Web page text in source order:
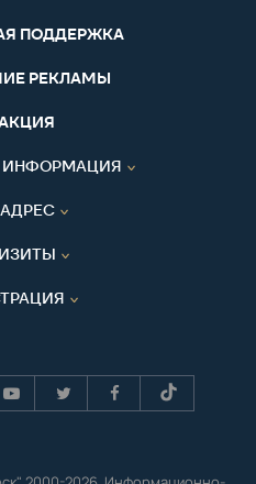
ПОДДЕРЖКА
РЕКЛАМЫ
ИНФОРМАЦИЯ